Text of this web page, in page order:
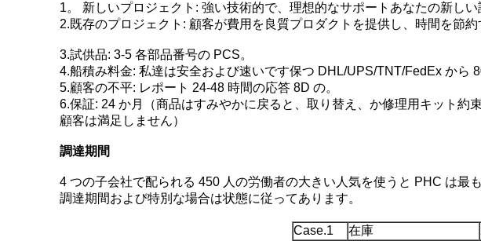
1。 新しいプロジェクト: 強い技術的で、理想的なサポートあなたの新しい
2.既存のプロジェクト: 顧客が費用を良質プロダクトを提供し、時間を節
3.試供品: 3-5 各部品番号の PCS。
4.船積み料金: 私達は安全および速いです保つ DHL/UPS/TNT/FedEx から
5.顧客の不平: レポート 24-48 時間の応答 8D の。
6.保証: 24 か月（商品はすみやかに戻ると、取り替え、か修理用キット約
顧客は満足しません）
調達期間
4 つの子会社で配られる 450 人の労働者の大きい人気を使うと PHC は最
調達期間および特別な場合は状態に従ってあります。
Case.1 在庫